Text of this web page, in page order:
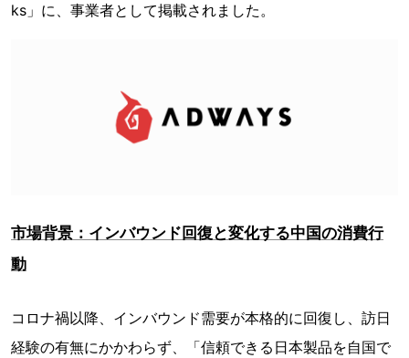
ks」に、事業者として掲載されました。
市場背景：インバウンド回復と変化する中国の消費行
動
コロナ禍以降、インバウンド需要が本格的に回復し、訪日
経験の有無にかかわらず、「信頼できる日本製品を自国で